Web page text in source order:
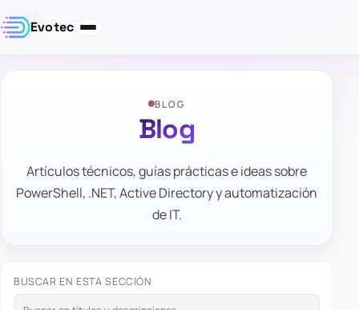
Evotec
BLOG
Blog
Artículos técnicos, guías prácticas e ideas sobre
PowerShell, .NET, Active Directory y automatización
de IT.
BUSCAR EN ESTA SECCIÓN